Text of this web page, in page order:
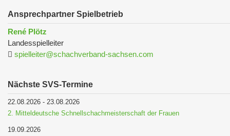
Ansprechpartner Spielbetrieb
René Plötz
Landesspielleiter
spielleiter@schachverband-sachsen.com
Nächste SVS-Termine
22.08.2026 - 23.08.2026
2. Mitteldeutsche Schnellschachmeisterschaft der Frauen
19.09.2026